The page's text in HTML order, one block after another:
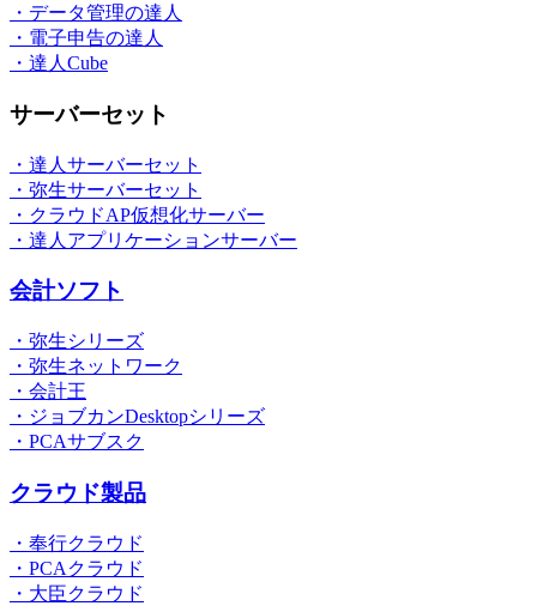
・データ管理の達人
・電子申告の達人
・達人Cube
サーバーセット
・達人サーバーセット
・弥生サーバーセット
・クラウドAP仮想化サーバー
・達人アプリケーションサーバー
会計ソフト
・弥生シリーズ
・弥生ネットワーク
・会計王
・ジョブカンDesktopシリーズ
・PCAサブスク
クラウド製品
・奉行クラウド
・PCAクラウド
・大臣クラウド